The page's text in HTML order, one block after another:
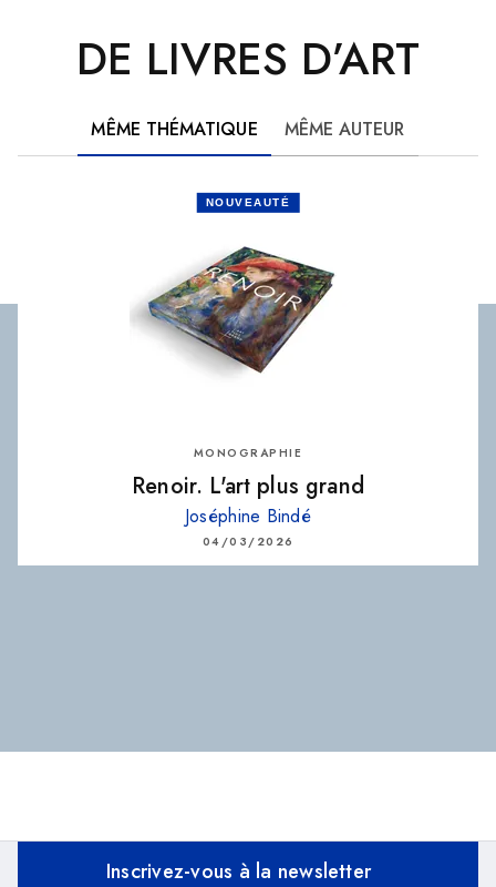
DE LIVRES D’ART
MÊME THÉMATIQUE MÊME AUTEUR
NOUVEAUTÉ
MONOGRAPHIE
Renoir. L'art plus grand
Joséphine Bindé
04/03/2026
Inscrivez-vous à la newsletter